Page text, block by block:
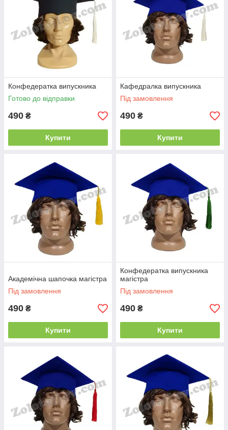
Конфедератка випускника
Готово до відправки
490 ₴
Купити
Кафедралка випускника
Під замовлення
490 ₴
Купити
Академічна шапочка магістра
Під замовлення
490 ₴
Купити
Конфедератка випускника
магістра
Під замовлення
490 ₴
Купити